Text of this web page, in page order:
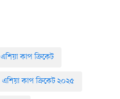
এশিয়া কাপ ক্রিকেট
এশিয়া কাপ ক্রিকেট ২০২৫